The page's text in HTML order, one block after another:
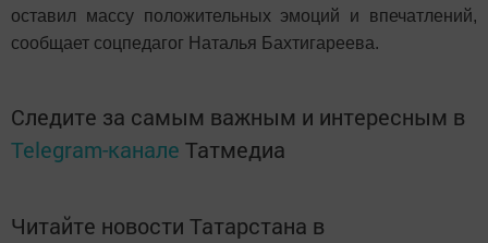
оставил массу положительных эмоций и впечатлений,
сообщает соцпедагог Наталья Бахтигареева.
Следите за самым важным и интересным в
Telegram-канале Татмедиа
Читайте новости Татарстана в